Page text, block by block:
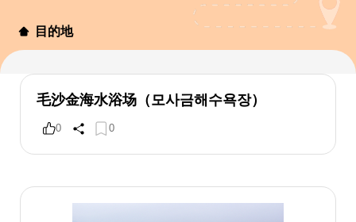
目的地
毛沙金海水浴场（모사금해수욕장）
0 0